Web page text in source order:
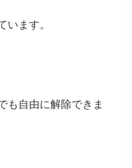
います。
も自由に解除できま